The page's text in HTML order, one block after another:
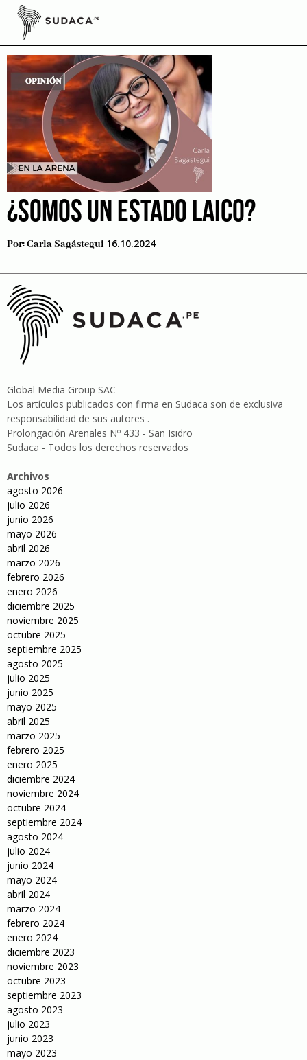
Skip
contentEstado laico
¿SOMOS UN ESTADO LAICO?
Por:Carla Sagástegui 16.10.2024
Global Media Group SAC
Los artículos publicados con firma en Sudaca son de exclusiva
responsabilidad de sus autores .
Prolongación Arenales Nº 433 - San Isidro
Sudaca - Todos los derechos reservados
Archivos
agosto 2026
julio 2026
junio 2026
mayo 2026
abril 2026
marzo 2026
febrero 2026
enero 2026
diciembre 2025
noviembre 2025
octubre 2025
septiembre 2025
agosto 2025
julio 2025
junio 2025
mayo 2025
abril 2025
marzo 2025
febrero 2025
enero 2025
diciembre 2024
noviembre 2024
octubre 2024
septiembre 2024
agosto 2024
julio 2024
junio 2024
mayo 2024
abril 2024
marzo 2024
febrero 2024
enero 2024
diciembre 2023
noviembre 2023
octubre 2023
septiembre 2023
agosto 2023
julio 2023
junio 2023
mayo 2023